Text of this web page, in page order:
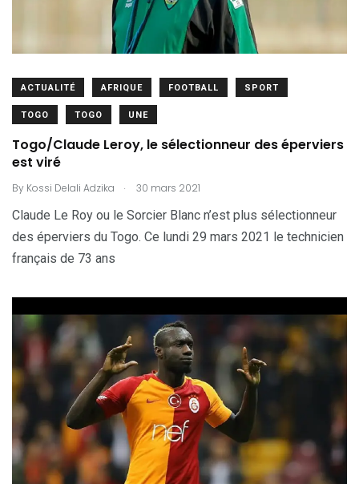
ACTUALITÉ AFRIQUE FOOTBALL SPORT
TOGO TOGO UNE
Togo/Claude Leroy, le sélectionneur des éperviers
est viré
By Kossi Delali Adzika . 30 mars 2021
Claude Le Roy ou le Sorcier Blanc n’est plus sélectionneur
des éperviers du Togo. Ce lundi 29 mars 2021 le technicien
français de 73 ans